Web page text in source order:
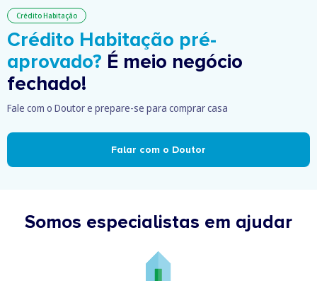
Crédito Habitação
Crédito Habitação pré-
aprovado? É meio negócio
fechado!
Fale com o Doutor e prepare-se para comprar casa
Falar com o Doutor
Somos especialistas em ajudar